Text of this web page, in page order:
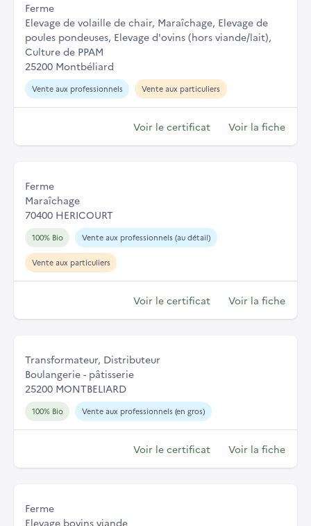
Ferme
Elevage de volaille de chair, Maraîchage, Elevage de
poules pondeuses, Elevage d'ovins (hors viande/lait),
Culture de PPAM
25200 Montbéliard
Vente aux professionnels Vente aux particuliers
Voir le certificat Voir la fiche
Ferme
Maraîchage
70400 HERICOURT
100% Bio Vente aux professionnels (au détail)
Vente aux particuliers
Voir le certificat Voir la fiche
Transformateur, Distributeur
Boulangerie - pâtisserie
25200 MONTBELIARD
100% Bio Vente aux professionnels (en gros)
Voir le certificat Voir la fiche
Ferme
Elevage bovins viande